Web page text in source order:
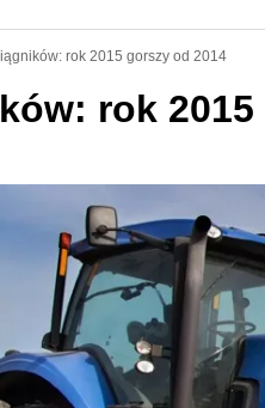
rok 2015 gorszy od 2014
rok